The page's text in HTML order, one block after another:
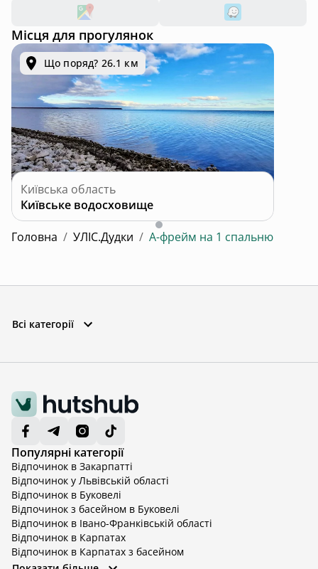
Місця для прогулянок
Що поряд? 26.1 км
Київська область
Київське водосховище
Головна / УЛІС.Дудки / А-фрейм на 1 спальню
Всі категорії
Популярні категорії
Відпочинок в Закарпатті
Відпочинок у Львівській області
Відпочинок в Буковелі
Відпочинок з басейном в Буковелі
Відпочинок в Івано-Франківській області
Відпочинок в Карпатах
Відпочинок в Карпатах з басейном
Відпочинок в Київській області